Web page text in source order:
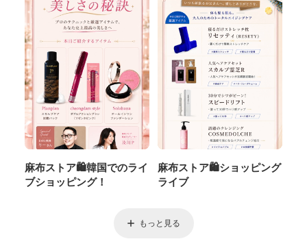
麻布ストア🛍️韓国でのライ
ブショッピング！
麻布ストア🛍️ショッピング
ライブ
もっと見る